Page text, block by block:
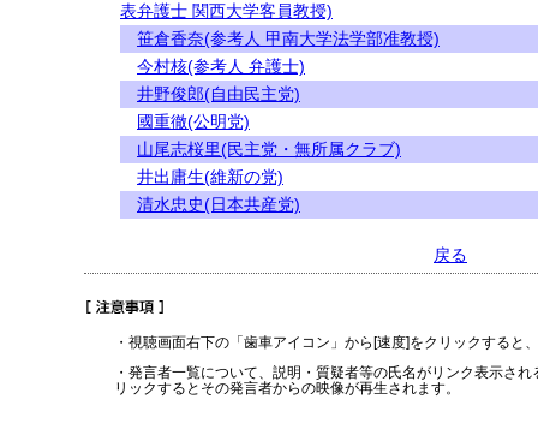
表弁護士 関西大学客員教授)
笹倉香奈(参考人 甲南大学法学部准教授)
今村核(参考人 弁護士)
井野俊郎(自由民主党)
國重徹(公明党)
山尾志桜里(民主党・無所属クラブ)
井出庸生(維新の党)
清水忠史(日本共産党)
戻る
・視聴画面右下の「歯車アイコン」から[速度]をクリックすると
・発言者一覧について、説明・質疑者等の氏名がリンク表示さ
リックするとその発言者からの映像が再生されます。